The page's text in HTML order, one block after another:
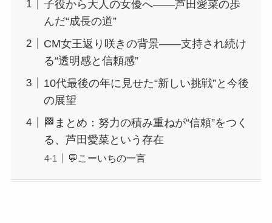
子役から大人の女優へ――芦田愛菜の歩
んだ“成長の道”
CM女王返り咲きの背景――支持され続け
る“透明感と信頼感”
10代最後の年に見せた“新しい挑戦”と今後
の展望
🏁まとめ：努力の積み重ねが“信頼”をつく
る、芦田愛菜という存在
💬こーいちの一言